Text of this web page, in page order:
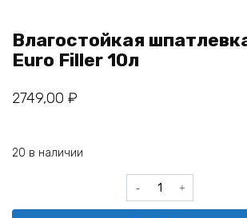
Влагостойкая
Euro Filler 10л
2749,00 ₽
20 в наличии
Количество
товара